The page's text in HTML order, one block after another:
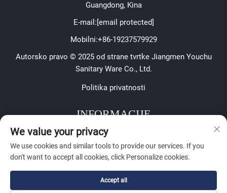
Guangdong, Kina
E-mail: [email protected]
Mobilni:+86-19237579929
Autorsko pravo © 2025 od strane tvrtke Jiangmen Youchu
Sanitary Ware Co., Ltd.
Politika privatnosti
INFORMACIJE
Prijavite se za primanje našeg tjednog biltena
We value your privacy
We use cookies and similar tools to provide our services. If you
don't want to accept all cookies, click Personalize cookies.
Accept all